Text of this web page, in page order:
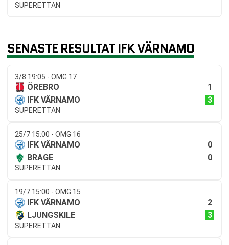
SUPERETTAN
SENASTE RESULTAT IFK VÄRNAMO
3/8 19:05 - OMG 17
ÖREBRO
1
IFK VÄRNAMO
3
SUPERETTAN
25/7 15:00 - OMG 16
IFK VÄRNAMO
0
BRAGE
0
SUPERETTAN
19/7 15:00 - OMG 15
IFK VÄRNAMO
2
LJUNGSKILE
3
SUPERETTAN